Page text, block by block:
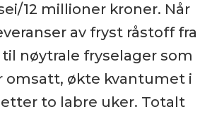
12 millioner kroner. Når
av fryst råstoff fra
nøytrale fryselager som
omsatt, økte kvantumet i
etter to labre uker. Totalt